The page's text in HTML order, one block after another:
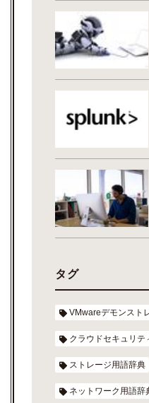
タグ
VMwareデモンスト
クラウドセキュリテ
ストレージ用語辞典
ネットワーク用語辞